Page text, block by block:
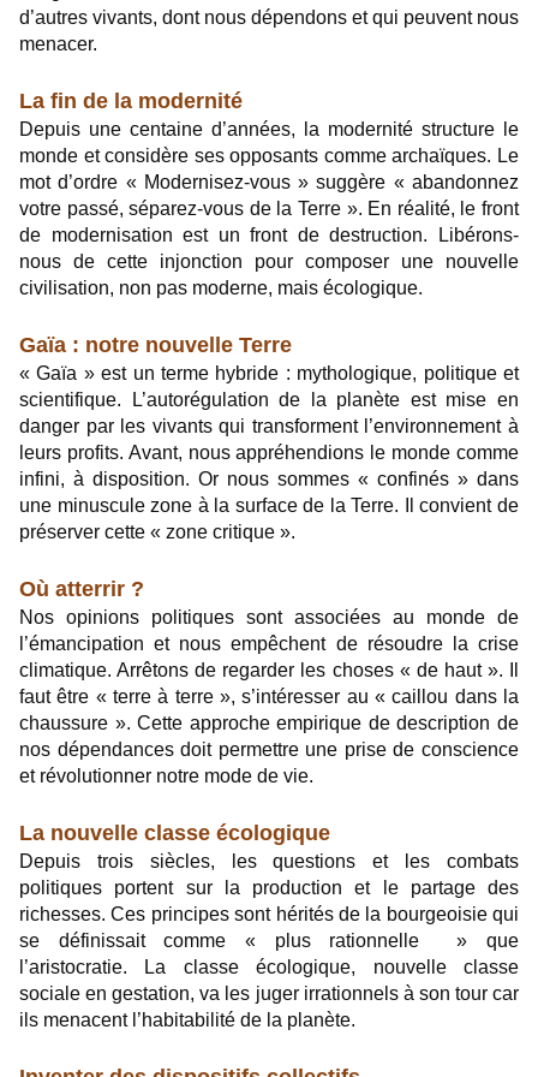
d’autres vivants, dont nous dépendons et qui peuvent nous
menacer.
La fin de la modernité
Depuis une centaine d’années, la modernité structure le
monde et considère ses opposants comme archaïques. Le
mot d’ordre « Modernisez-vous » suggère « abandonnez
votre passé, séparez-vous de la Terre ». En réalité, le front
de modernisation est un front de destruction. Libérons-
nous de cette injonction pour composer une nouvelle
civilisation, non pas moderne, mais écologique.
Gaïa : notre nouvelle Terre
« Gaïa » est un terme hybride : mythologique, politique et
scientifique. L’autorégulation de la planète est mise en
danger par les vivants qui transforment l’environnement à
leurs profits. Avant, nous appréhendions le monde comme
infini, à disposition. Or nous sommes « confinés » dans
une minuscule zone à la surface de la Terre. Il convient de
préserver cette « zone critique ».
Où atterrir ?
Nos opinions politiques sont associées au monde de
l’émancipation et nous empêchent de résoudre la crise
climatique. Arrêtons de regarder les choses « de haut ». Il
faut être « terre à terre », s’intéresser au « caillou dans la
chaussure ». Cette approche empirique de description de
nos dépendances doit permettre une prise de conscience
et révolutionner notre mode de vie.
La nouvelle classe écologique
Depuis trois siècles, les questions et les combats
politiques portent sur la production et le partage des
richesses. Ces principes sont hérités de la bourgeoisie qui
se définissait comme « plus rationnelle » que
l’aristocratie. La classe écologique, nouvelle classe
sociale en gestation, va les juger irrationnels à son tour car
ils menacent l’habitabilité de la planète.